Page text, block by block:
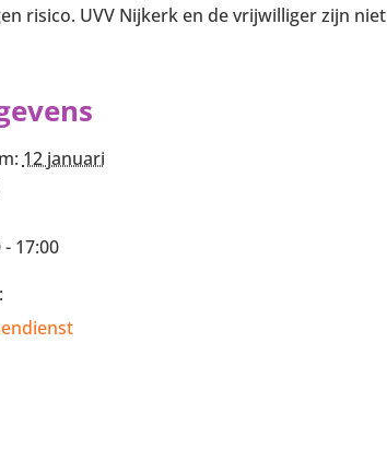
risico. UVV Nijkerk en de vrijwilliger zijn
12 januari
- 17:00